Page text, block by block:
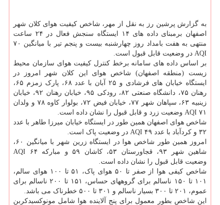
به گزارش پرشین رز به نقل از مهر، شاخص کیفیت هوای کلان شهر
اصفهان برمبنای داده های ۱۴ ایستگاه سنجش فعال در ۲۴ ساعت
منتهی به هفت بامداد روز چهارشنبه بیست و پنجم تیر با میانگین ۷۰
AQI در وضعیت قابل قبول است.
بر اساس داده های سامانه برخط کنترل کیفیت هوای سازمان محیط
زیست (منطقه اصفهان) شاخص هوای این کلان شهر امروز در
ایستگاه خیابان های فرشادی و ۲۵ آبان با عدد ۶۸، پارک زمزم ۶۵،
رهنان ۷۵، دانشگاه صنعتی ۸۲، رودکی ۹۵، خیابان رهنان ۹۲، خیابان
زینبیه ۶۳، سپاهان شهر ۷۷، خیابان فیض ۷۲، بولوار کاوه ۷۸ و ولدان
۷۱ AQI وضعیت زرد و قابل قبول را نشان داده است.
شاخص هوای اصفهان همین طور در ایستگاه خیابان میرزا طاهر با عدد
۳۲ و کردآباد با عدد ۴۹ AQI در وضعیت پاک است.
امروز همین طور شاخص هوا در ایستگاه زرین شهر با میانگین ۶۰،
شاهین شهر ۹۳، قجاورستان ۵۳، کاشان ۵۹ و مبارکه ۶۴ AQI
وضعیت قابل قبول را نشان داده است.
شاخص کیفی هوا از صفر تا ۵۰ هوای پاک، ۵۱ تا ۱۰۰ هوای سالم،
۱۰۱ تا ۱۵۰ ناسالم برای گروههای حساس، ۱۵۱ تا ۲۰۰ ناسالم برای
عموم، ۲۰۱ تا ۳۰۰ بسیار ناسالم و ۳۰۱ تا ۵۰۰ خطرناک می باشد.
این شاخص بطور معمول برای پنج آلاینده هوا شامل مونوکسیدکربن